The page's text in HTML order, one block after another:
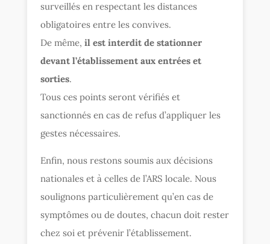
surveillés en respectant les distances
obligatoires entre les convives.
De même,il est interdit de stationner
devant l’établissement aux entrées et
sorties.
Tous ces points seront vérifiés et
sanctionnés en cas de refus d’appliquer les
gestes nécessaires.
Enfin, nous restons soumis aux décisions
nationales et à celles de l’ARS locale. Nous
soulignons particulièrement qu’en cas de
symptômes ou de doutes, chacun doit rester
chez soi et prévenir l’établissement.